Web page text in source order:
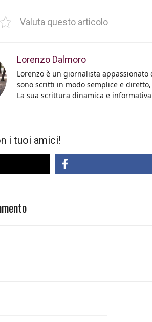
Valuta questo articolo
Lorenzo Dalmoro
Lorenzo è un giornalista
sono scritti in modo semplice e
La sua scrittura dinamica e
i tuoi amici!